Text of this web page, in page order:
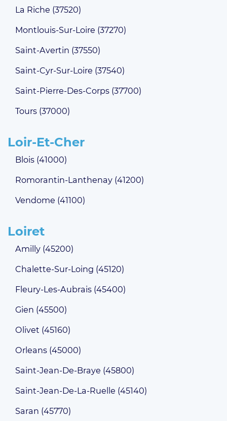
La Riche (37520)
Montlouis-Sur-Loire (37270)
Saint-Avertin (37550)
Saint-Cyr-Sur-Loire (37540)
Saint-Pierre-Des-Corps (37700)
Tours (37000)
Loir-Et-Cher
Blois (41000)
Romorantin-Lanthenay (41200)
Vendome (41100)
Loiret
Amilly (45200)
Chalette-Sur-Loing (45120)
Fleury-Les-Aubrais (45400)
Gien (45500)
Olivet (45160)
Orleans (45000)
Saint-Jean-De-Braye (45800)
Saint-Jean-De-La-Ruelle (45140)
Saran (45770)